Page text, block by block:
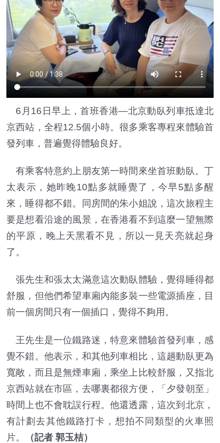
6月16日早上，首班香港—北京動臥列車抵達北
京西站，全程12.5個小時。很多乘客專程來體驗首
發列車，普遍覺得體驗良好。
有乘客特意約上朋友第一時間來坐首班動臥。丁
太表示，她昨晚10點多就睡覺了，今早5點多醒
來，睡得都不錯。同房間的朱小姐說，這次旅程主
要是想看沿途的風景，在香港看不到這麼一望無際
的平原，晚上天黑看不見，所以一見天亮就起身
了。
張先生和張太太滿意這次動臥體驗，覺得睡得都
舒服，但他們希望車廂內能多裝一些電源插座，目
前一個房間只有一個插口，覺得不夠用。
王先生是一位鐵路迷，特意來體驗首發列車，感
覺不錯。他表示，和其他列車相比，這趟動臥更為
寬敞，而且是無煙車廂，乘坐上比較舒服，又指北
京西站就在市區，去哪裏都很方便，「夕發朝至」
時間上也不會耽誤行程。他還透露，這次到北京，
有計劃去其他鐵路打卡，想拍不同類型的火車照
片。
（記者 郭玉桔）